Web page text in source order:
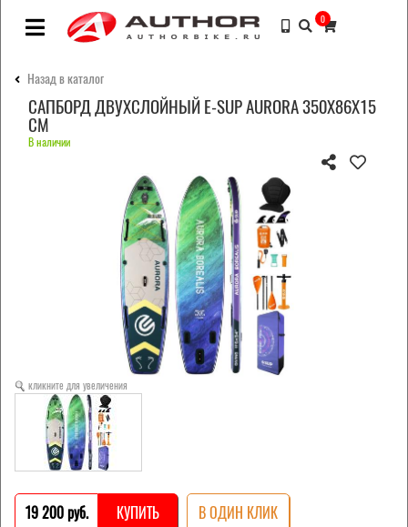
0
Назад в каталог
САПБОРД ДВУХСЛОЙНЫЙ E-SUP AURORA 350X86X15
СМ
В наличии
кликните для увеличения
19 200 pуб. КУПИТЬ В ОДИН КЛИК